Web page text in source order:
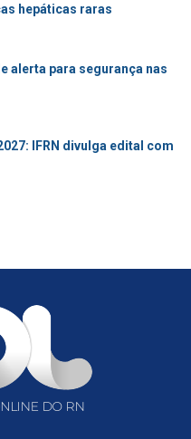
hepáticas raras
alerta para segurança nas
IFRN divulga edital com